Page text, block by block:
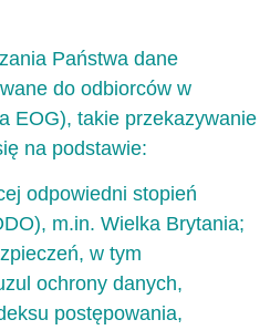
Państwa dane
do odbiorców w
EOG), takie przekazywanie
na podstawie:
odpowiedni stopień
m.in. Wielka Brytania;
w tym
ochrony danych,
postępowania,